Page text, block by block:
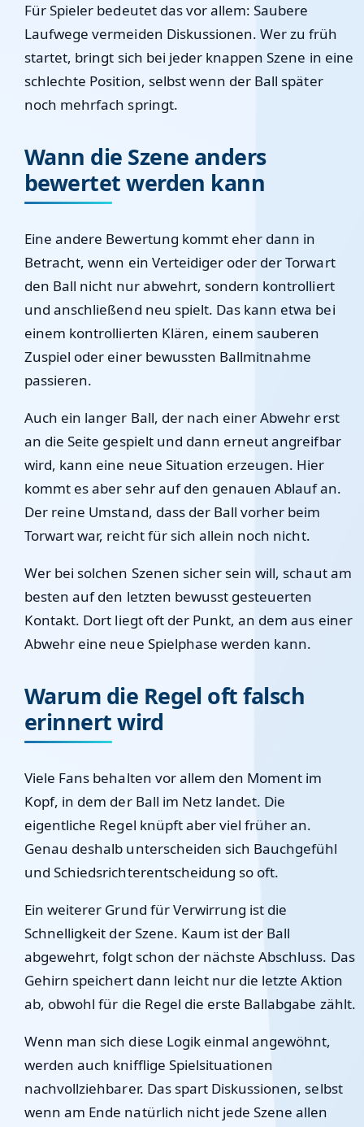
Für Spieler bedeutet das vor allem: Saubere
Laufwege vermeiden Diskussionen. Wer zu früh
startet, bringt sich bei jeder knappen Szene in eine
schlechte Position, selbst wenn der Ball später
noch mehrfach springt.
Wann die Szene anders
bewertet werden kann
Eine andere Bewertung kommt eher dann in
Betracht, wenn ein Verteidiger oder der Torwart
den Ball nicht nur abwehrt, sondern kontrolliert
und anschließend neu spielt. Das kann etwa bei
einem kontrollierten Klären, einem sauberen
Zuspiel oder einer bewussten Ballmitnahme
passieren.
Auch ein langer Ball, der nach einer Abwehr erst
an die Seite gespielt und dann erneut angreifbar
wird, kann eine neue Situation erzeugen. Hier
kommt es aber sehr auf den genauen Ablauf an.
Der reine Umstand, dass der Ball vorher beim
Torwart war, reicht für sich allein noch nicht.
Wer bei solchen Szenen sicher sein will, schaut am
besten auf den letzten bewusst gesteuerten
Kontakt. Dort liegt oft der Punkt, an dem aus einer
Abwehr eine neue Spielphase werden kann.
Warum die Regel oft falsch
erinnert wird
Viele Fans behalten vor allem den Moment im
Kopf, in dem der Ball im Netz landet. Die
eigentliche Regel knüpft aber viel früher an.
Genau deshalb unterscheiden sich Bauchgefühl
und Schiedsrichterentscheidung so oft.
Ein weiterer Grund für Verwirrung ist die
Schnelligkeit der Szene. Kaum ist der Ball
abgewehrt, folgt schon der nächste Abschluss. Das
Gehirn speichert dann leicht nur die letzte Aktion
ab, obwohl für die Regel die erste Ballabgabe zählt.
Wenn man sich diese Logik einmal angewöhnt,
werden auch knifflige Spielsituationen
nachvollziehbarer. Das spart Diskussionen, selbst
wenn am Ende natürlich nicht jede Szene allen